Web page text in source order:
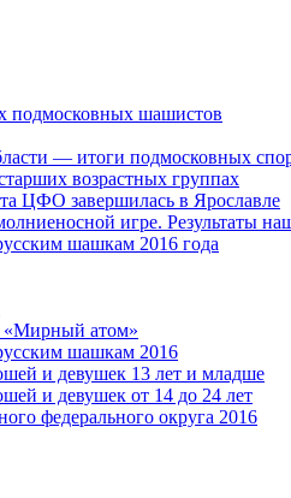
шашистов
— итоги подмосковных
возрастных группах
ЦФО завершилась в Ярославле
игре. Результаты
шашкам 2016 года
«Мирный атом»
шашкам 2016
и девушек 13 лет и младше
и девушек от 14 до 24 лет
федерального округа 2016